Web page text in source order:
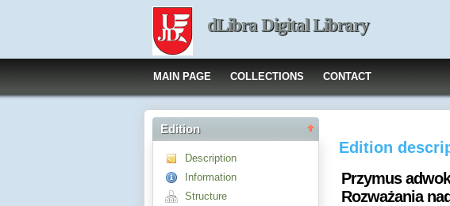
dLibra Digital Library
MAIN PAGE COLLECTIONS CONTACT
Edition
Description
Information
Structure
Edition
Przymus
Rozważania